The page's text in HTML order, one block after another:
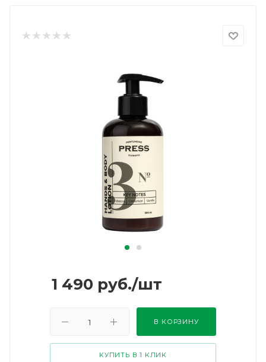
1 490 руб./шт
В КОРЗИНУ
КУПИТЬ В 1 КЛИК